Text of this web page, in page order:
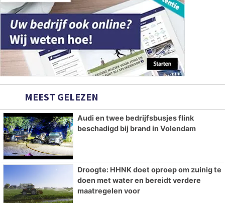
MEEST GELEZEN
Audi en twee bedrijfsbusjes flink
beschadigd bij brand in Volendam
Droogte: HHNK doet oproep om zuinig te
doen met water en bereidt verdere
maatregelen voor